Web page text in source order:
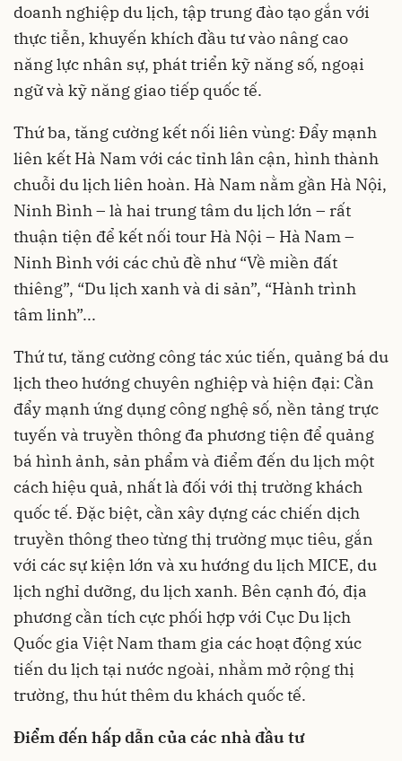
doanh nghiệp du lịch, tập trung đào tạo gắn với
thực tiễn, khuyến khích đầu tư vào nâng cao
năng lực nhân sự, phát triển kỹ năng số, ngoại
ngữ và kỹ năng giao tiếp quốc tế.
Thứ ba, tăng cường kết nối liên vùng: Đẩy mạnh
liên kết Hà Nam với các tỉnh lân cận, hình thành
chuỗi du lịch liên hoàn. Hà Nam nằm gần Hà Nội,
Ninh Bình – là hai trung tâm du lịch lớn – rất
thuận tiện để kết nối tour Hà Nội – Hà Nam –
Ninh Bình với các chủ đề như “Về miền đất
thiêng”, “Du lịch xanh và di sản”, “Hành trình
tâm linh”...
Thứ tư, tăng cường công tác xúc tiến, quảng bá du
lịch theo hướng chuyên nghiệp và hiện đại: Cần
đẩy mạnh ứng dụng công nghệ số, nền tảng trực
tuyến và truyền thông đa phương tiện để quảng
bá hình ảnh, sản phẩm và điểm đến du lịch một
cách hiệu quả, nhất là đối với thị trường khách
quốc tế. Đặc biệt, cần xây dựng các chiến dịch
truyền thông theo từng thị trường mục tiêu, gắn
với các sự kiện lớn và xu hướng du lịch MICE, du
lịch nghỉ dưỡng, du lịch xanh. Bên cạnh đó, địa
phương cần tích cực phối hợp với Cục Du lịch
Quốc gia Việt Nam tham gia các hoạt động xúc
tiến du lịch tại nước ngoài, nhằm mở rộng thị
trường, thu hút thêm du khách quốc tế.
Điểm đến hấp dẫn của các nhà đầu tư